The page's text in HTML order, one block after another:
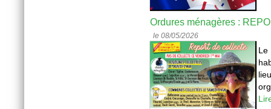
Ordures ménagères :
le 08/05/2026
Le